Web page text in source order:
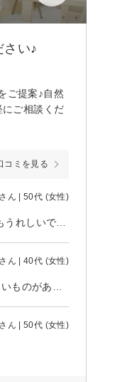
さい♪
ご提案♪自然
ご相談くだ
コミを見る
ん | 50代 (女性)
ん | 40代 (女性)
ん | 50代 (女性)